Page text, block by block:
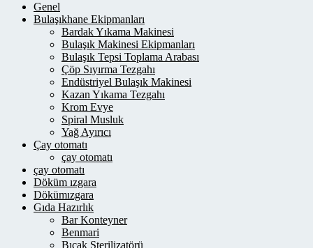
Genel
Bulaşıkhane Ekipmanları
Bardak Yıkama Makinesi
Bulaşık Makinesi Ekipmanları
Bulaşık Tepsi Toplama Arabası
Çöp Sıyırma Tezgahı
Endüstriyel Bulaşık Makinesi
Kazan Yıkama Tezgahı
Krom Evye
Spiral Musluk
Yağ Ayırıcı
Çay otomatı
çay otomatı
çay otomatı
Döküm ızgara
Dökümızgara
Gıda Hazırlık
Bar Konteyner
Benmari
Bıçak Sterilizatörü